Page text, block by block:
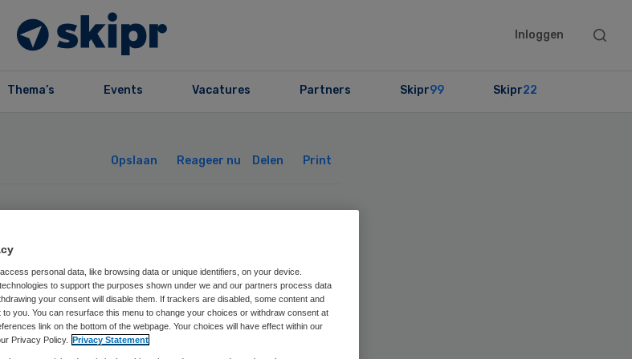
Inloggen
Search
Thema’s Events Vacatures Partners Skipr99 Skipr22
Opslaan Reageer nu Delen Print
na brand
personal data, like browsing data or unique identifiers, on your device.
to support the purposes shown under we and our partners process data
your consent will disable them. If trackers are disabled, some content and
you. You can resurface this menu to change your choices or withdraw consent at
link on the bottom of the webpage. Your choices will have effect within our
Privacy Policy. Privacy Statement